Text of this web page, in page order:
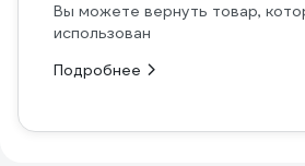
Вы можете вернуть товар,
использован
Подробнее